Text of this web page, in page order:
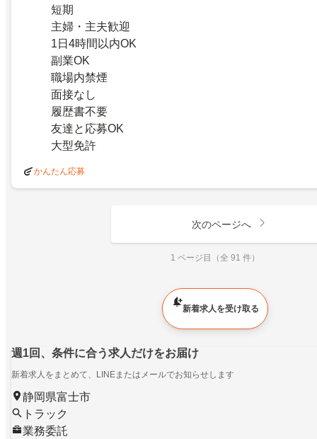
短期
主婦・主夫歓迎
1日4時間以内OK
副業OK
職場内禁煙
面接なし
履歴書不要
友達と応募OK
大型免許
かんたん応募
次のページへ
1 ページ目（全 91 件）
新着求人を受け取る
週1回、条件に合う求人だけをお届け
新着求人をまとめて、LINEまたはメールでお知らせします
静岡県富士市
トラック
業務委託